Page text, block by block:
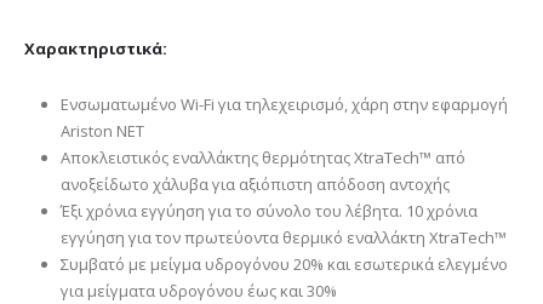
Χαρακτηριστικά:
Ενσωματωμένο Wi-Fi για τηλεχειρισμό, χάρη στην εφαρμογή
Ariston NET
Αποκλειστικός εναλλάκτης θερμότητας XtraTech™ από
ανοξείδωτο χάλυβα για αξιόπιστη απόδοση αντοχής
Έξι χρόνια εγγύηση για το σύνολο του λέβητα. 10 χρόνια
εγγύηση για τον πρωτεύοντα θερμικό εναλλάκτη XtraTech™
Συμβατό με μείγμα υδρογόνου 20% και εσωτερικά ελεγμένο
για μείγματα υδρογόνου έως και 30%